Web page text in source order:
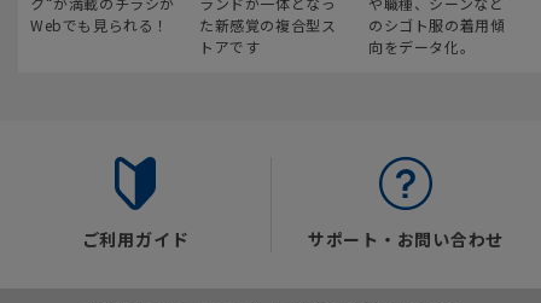
Webでも見られる！
た新感覚の複合型ス
トアです
のシゴト服の着用傾
向をデータ化。
ご利用ガイド サポート・お問い合わせ